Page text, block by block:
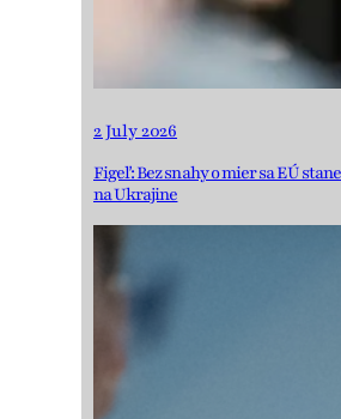
2 July 2026
Figeľ: Bez snahy o mier sa EÚ
na Ukrajine